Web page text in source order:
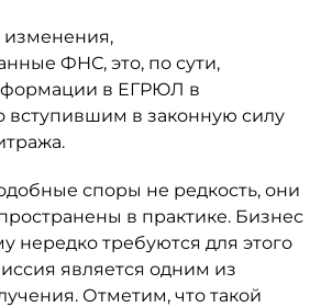
изменения,
ФНС, это, по сути,
в ЕГРЮЛ в
вступившим в законную силу
споры не редкость, они
в практике. Бизнес
нередко требуются для этого
является одним из
Отметим, что такой